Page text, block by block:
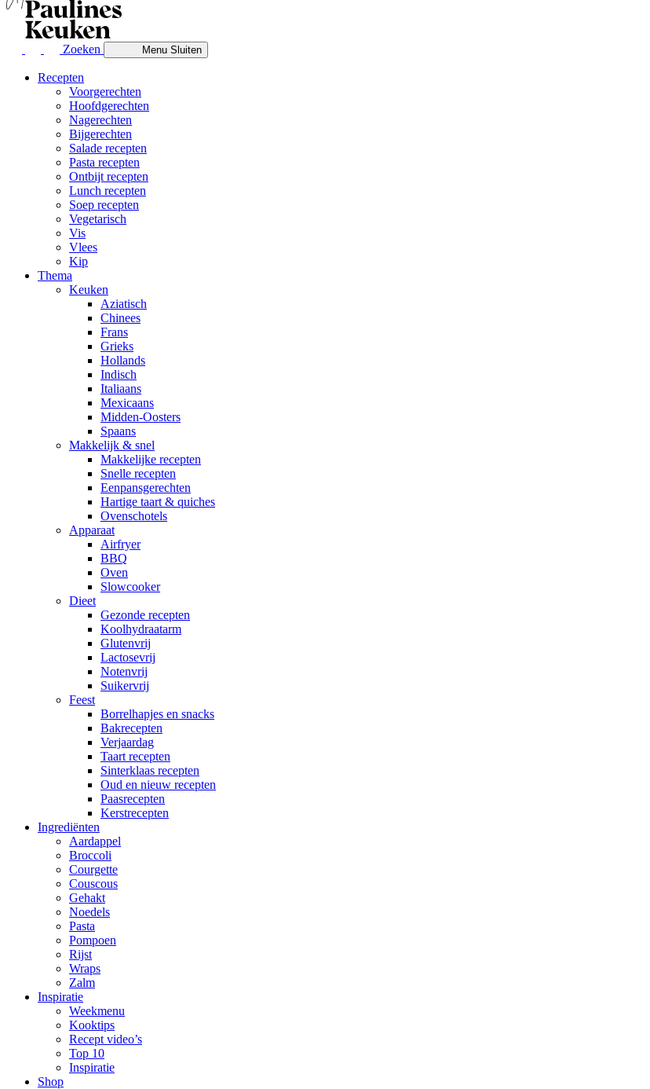
Zoeken MenuSluiten
Recepten
Voorgerechten
Hoofdgerechten
Nagerechten
Bijgerechten
Salade recepten
Pasta recepten
Ontbijt recepten
Lunch recepten
Soep recepten
Vegetarisch
Vis
Vlees
Kip
Thema
Keuken
Aziatisch
Chinees
Frans
Grieks
Hollands
Indisch
Italiaans
Mexicaans
Midden-Oosters
Spaans
Makkelijk & snel
Makkelijke recepten
Snelle recepten
Eenpansgerechten
Hartige taart & quiches
Ovenschotels
Apparaat
Airfryer
BBQ
Oven
Slowcooker
Dieet
Gezonde recepten
Koolhydraatarm
Glutenvrij
Lactosevrij
Notenvrij
Suikervrij
Feest
Borrelhapjes en snacks
Bakrecepten
Verjaardag
Taart recepten
Sinterklaas recepten
Oud en nieuw recepten
Paasrecepten
Kerstrecepten
Ingrediënten
Aardappel
Broccoli
Courgette
Couscous
Gehakt
Noedels
Pasta
Pompoen
Rijst
Wraps
Zalm
Inspiratie
Weekmenu
Kooktips
Recept video’s
Top 10
Inspiratie
Shop